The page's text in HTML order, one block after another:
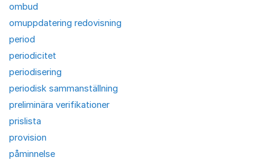
ombud
omuppdatering redovisning
period
periodicitet
periodisering
periodisk sammanställning
preliminära verifikationer
prislista
provision
påminnelse